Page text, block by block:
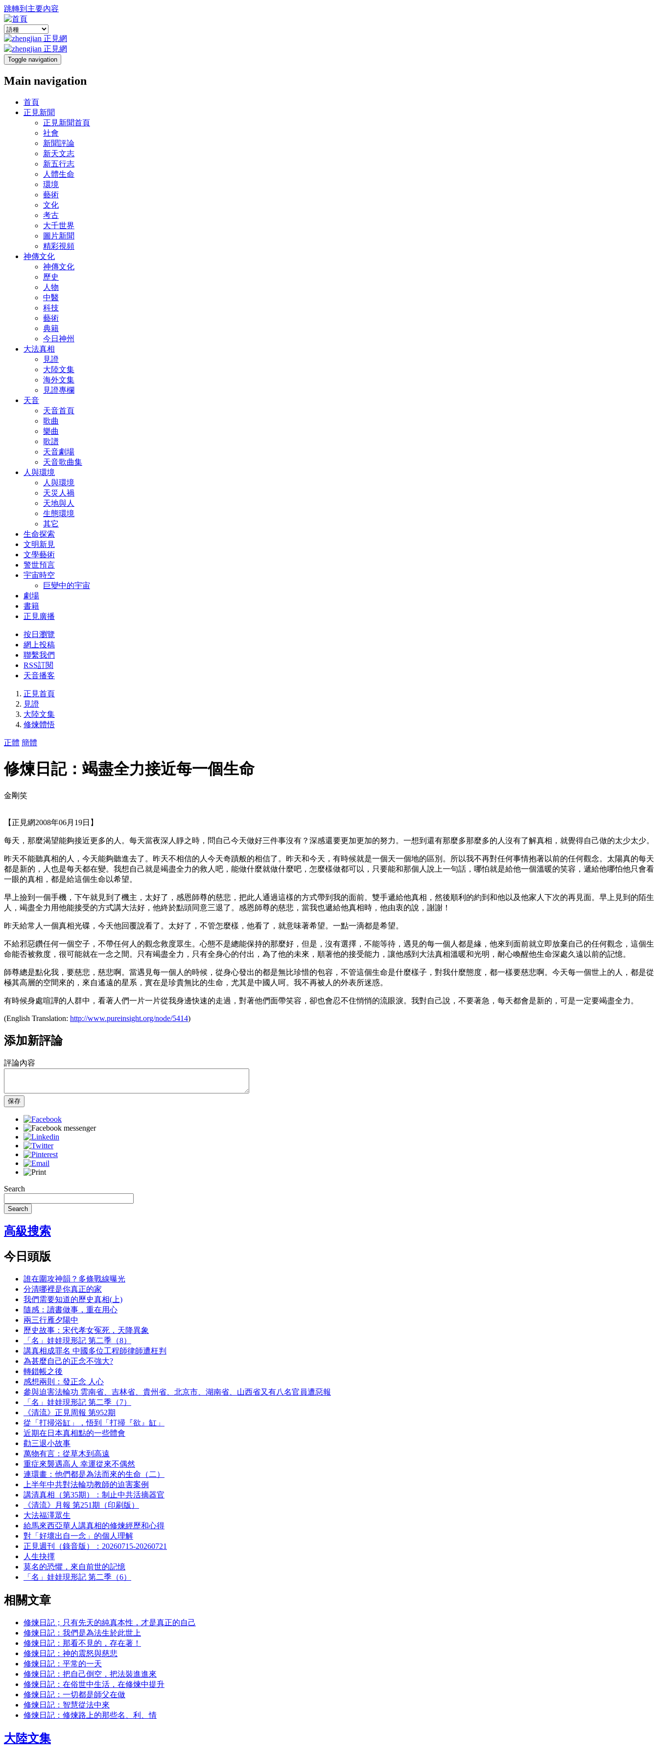
跳轉到主要內容
Toggle navigation
Main navigation
首頁
正見新聞
正見新聞首頁
社會
新聞評論
新天文志
新五行志
人體生命
環境
藝術
文化
考古
大千世界
圖片新聞
精彩視頻
神傳文化
神傳文化
歷史
人物
中醫
科技
藝術
典籍
今日神州
大法真相
見證
大陸文集
海外文集
見證專欄
天音
天音首頁
歌曲
樂曲
歌譜
天音劇場
天音歌曲集
人與環境
人與環境
天災人禍
天地與人
生態環境
其它
生命探索
文明新見
文學藝術
警世預言
宇宙時空
巨變中的宇宙
劇場
書籍
正見廣播
按日瀏覽
網上投稿
聯繫我們
RSS訂閱
天音播客
正見首頁
見證
大陸文集
修煉體悟
正體 簡體
修煉日記：竭盡全力接近每一個生命
金剛笑
【正見網2008年06月19日】
每天，那麼渴望能夠接近更多的人。每天當夜深人靜之時，問自己今天做好三件事沒有？深感還要更加更加的努力。一想到還有那麼多那麼多的人沒有了解真相，就覺得自己做的太少太少。
昨天不能聽真相的人，今天能夠聽進去了。昨天不相信的人今天奇蹟般的相信了。昨天和今天，有時候就是一個天一個地的區別。所以我不再對任何事情抱著以前的任何觀念。太陽真的每天
都是新的，人也是每天都在變。我想自己就是竭盡全力的救人吧，能做什麼就做什麼吧，怎麼樣做都可以，只要能和那個人說上一句話，哪怕就是給他一個溫暖的笑容，遞給他哪怕他只會看
一眼的真相，都是給這個生命以希望。
早上撿到一個手機，下午就見到了機主，太好了，感恩師尊的慈悲，把此人通過這樣的方式帶到我的面前。雙手遞給他真相，然後順利的約到和他以及他家人下次的再見面。早上見到的陌生
人，竭盡全力用他能接受的方式講大法好，他終於點頭同意三退了。感恩師尊的慈悲，當我也遞給他真相時，他由衷的說，謝謝！
昨天給常人一個真相光碟，今天他回覆說看了。太好了，不管怎麼樣，他看了，就意味著希望。一點一滴都是希望。
不給邪惡鑽任何一個空子，不帶任何人的觀念救度眾生。心態不是總能保持的那麼好，但是，沒有選擇，不能等待，遇見的每一個人都是緣，他來到面前就立即放棄自己的任何觀念，這個生
命能否被救度，很可能就在一念之間。只有竭盡全力，只有全身心的付出，為了他的未來，順著他的接受能力，讓他感到大法真相溫暖和光明，耐心喚醒他生命深處久遠以前的記憶。
師尊總是點化我，要慈悲，慈悲啊。當遇見每一個人的時候，從身心發出的都是無比珍惜的包容，不管這個生命是什麼樣子，對我什麼態度，都一樣要慈悲啊。今天每一個世上的人，都是從
極其高層的空間來的，來自遙遠的星系，實在是珍貴無比的生命，尤其是中國人呵。我不再被人的外表所迷惑。
有時候身處喧譁的人群中，看著人們一片一片從我身邊快速的走過，對著他們面帶笑容，卻也會忍不住悄悄的流眼淚。我對自己說，不要著急，每天都會是新的，可是一定要竭盡全力。
(English Translation: http://www.pureinsight.org/node/5414)
添加新評論
評論內容
保存
Search
Search
高級搜索
今日頭版
誰在圍攻神韻？多條戰線曝光
分清哪裡是你真正的家
我們需要知道的歷史真相(上)
隨感：讀書做事，重在用心
兩三行雁夕陽中
歷史故事：宋代孝女冤死，天降異象
「名」娃娃現形記 第二季（8）
講真相成罪名 中國多位工程師律師遭枉判
為甚麼自己的正念不強大?
轉錯帳之後
感想兩則：發正念 人心
參與迫害法輪功 雲南省、吉林省、貴州省、北京市、湖南省、山西省又有八名官員遭惡報
「名」娃娃現形記 第二季（7）
《清流》正見周報 第952期
從「打掃浴缸」，悟到「打掃『欲』缸」
近期在日本真相點的一些體會
勸三退小故事
萬物有言：從草木到高遠
重症來襲遇高人 幸運從來不偶然
連環畫：他們都是為法而來的生命（二）
上半年中共對法輪功教師的迫害案例
講清真相（第35期）：制止中共活摘器官
《清流》月報 第251期（印刷版）
大法福澤眾生
給馬來西亞華人講真相的修煉經歷和心得
對「好壞出自一念」的個人理解
正見週刊（錄音版）：20260715-20260721
人生抉擇
莫名的恐懼，來自前世的記憶
「名」娃娃現形記 第二季（6）
相關文章
修煉日記；只有先天的純真本性，才是真正的自己
修煉日記：我們是為法生於此世上
修煉日記：那看不見的，存在著！
修煉日記：神的震怒與慈悲
修煉日記：平常的一天
修煉日記：把自己倒空，把法裝進進來
修煉日記：在俗世中生活，在修煉中提升
修煉日記：一切都是師父在做
修煉日記：智慧從法中來
修煉日記：修煉路上的那些名、利、情
大陸文集